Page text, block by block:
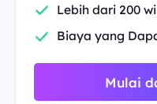
Lebih dari 200
Biaya yang
Mulai